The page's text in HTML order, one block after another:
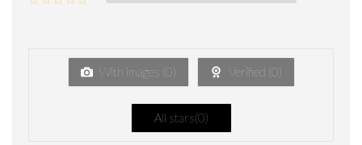
With images (0) Verified (0)
All stars(0)